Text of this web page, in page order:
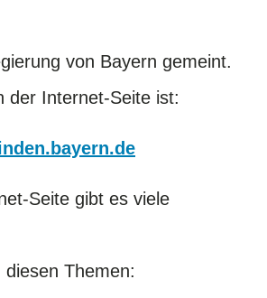
von Bayern gemeint.
der Internet-Seite ist:
Seite gibt es viele
Themen: